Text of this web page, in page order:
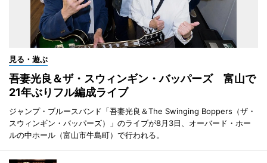
見る・遊ぶ
吾妻光良＆ザ・スウィンギン・バッパーズ 富山で
21年ぶりフル編成ライブ
ジャンプ・ブルースバンド「吾妻光良＆The Swinging Boppers（ザ・
スウィンギン・バッパーズ）」のライブが8月3日、オーバード・ホー
ルの中ホール（富山市牛島町）で行われる。